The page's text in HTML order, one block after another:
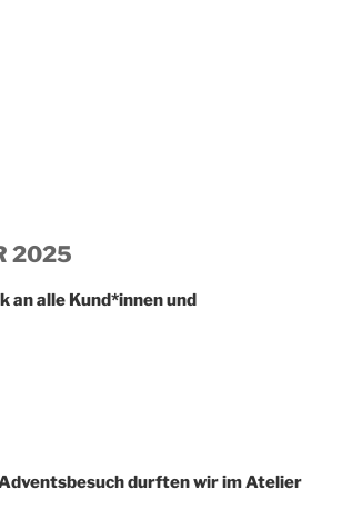
2025
an alle Kund*innen und
durften wir im Atelier